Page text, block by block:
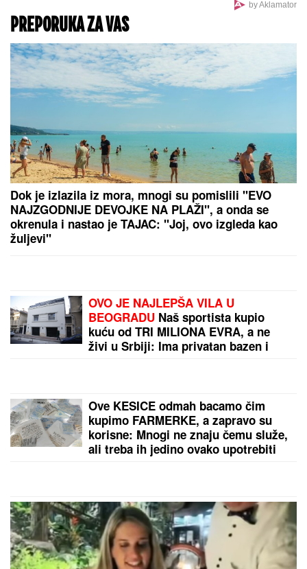
"JA SAM TO SMISLILA!"
tvrdi da je on napisao pesmu
"Beograd", Ceca posle 30 godina
otkrila istinu: "Nudila sam je Marini"
nam je bio potpuno drugačiji, ali..."